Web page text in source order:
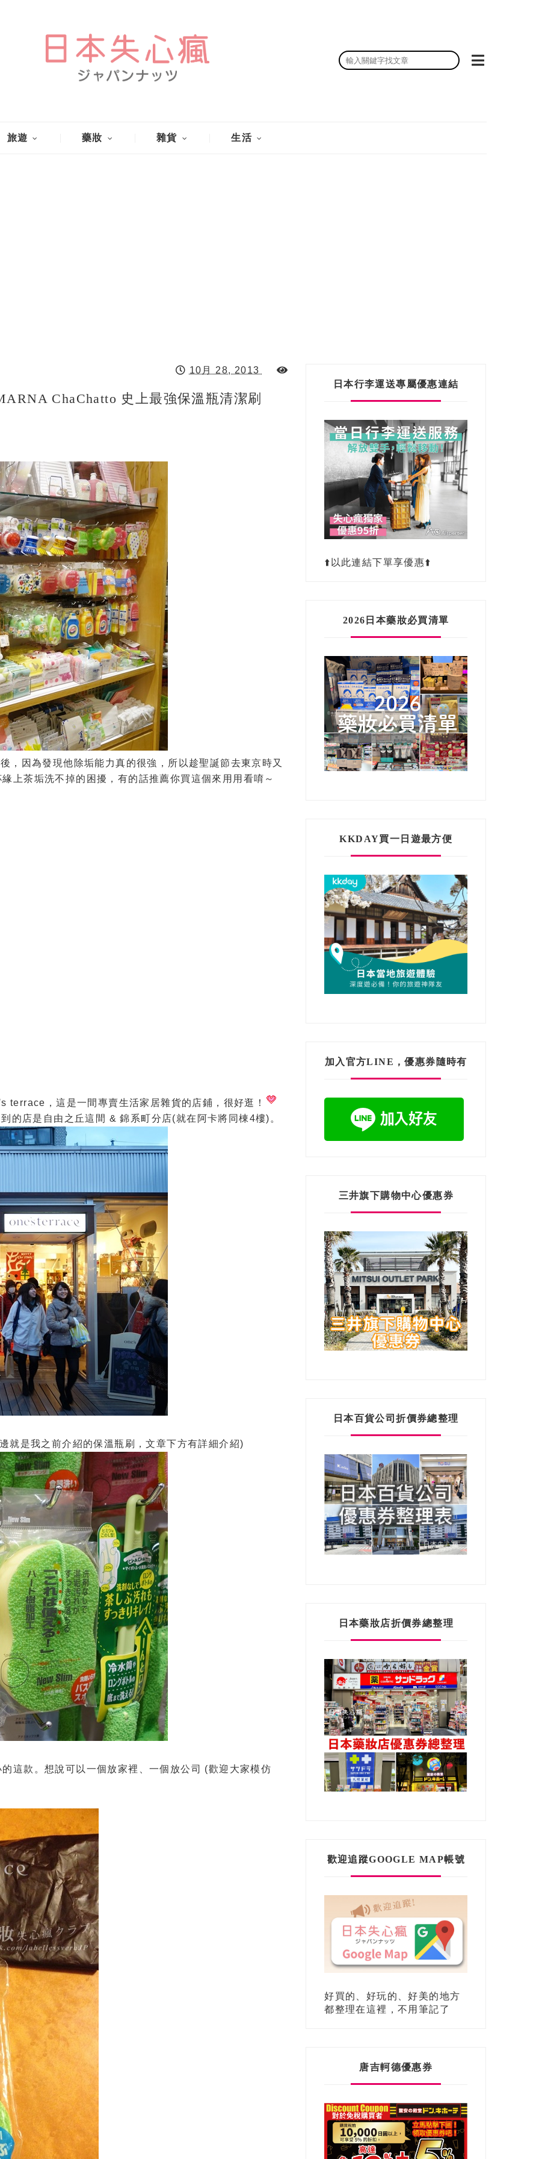
旅遊 藥妝 雜貨 生活
10月 28, 2013
ChaChatto 史上最強保溫瓶清潔刷
，因為發現他除垢能力真的很強，所以趁聖誕節去東京時又
上茶垢洗不掉的困擾，有的話推薦你買這個來用用看唷～
，這是一間專賣生活家居雜貨的店鋪，很好逛！
的店是自由之丘這間 & 錦系町分店(就在阿卡將同棟4樓)。
就是我之前介紹的保溫瓶刷，文章下方有詳細介紹)
這款。想說可以一個放家裡、一個放公司 (歡迎大家模仿
日本行李運送專屬優惠連結
⬆️以此連結下單享優惠⬆️
2026日本藥妝必買清單
KKDAY買一日遊最方便
加入官方LINE，優惠券隨時有
三井旗下購物中心優惠券
日本百貨公司折價券總整理
日本藥妝店折價券總整理
歡迎追蹤GOOGLE MAP帳號
好買的、好玩的、好美的地方
都整理在這裡，不用筆記了
唐吉軻德優惠券